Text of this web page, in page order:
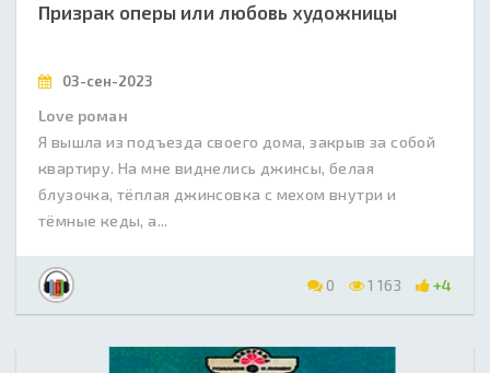
Призрак оперы или любовь художницы
03-сен-2023
Love роман
Я вышла из подъезда своего дома, закрыв за собой
квартиру. На мне виднелись джинсы, белая
блузочка, тёплая джинсовка с мехом внутри и
тёмные кеды, а...
0 1 163 +4